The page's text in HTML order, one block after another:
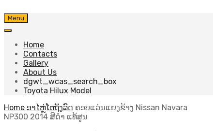
Skip
to
Menu
Home
Contacts
Gallery
About Us
dgwt_wcas_search_box
Toyota Hilux Model
Home ອາໄຫຼ່ໂຕຖັງລົດ ຄອບແວ່ນແຍງຂ້າງ Nissan Navara
NP300 2014 ສີດຳ ແທ້ສູນ